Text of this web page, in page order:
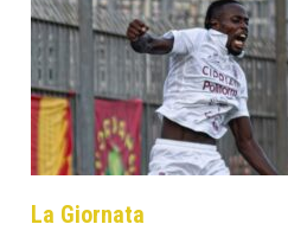
La Giornata